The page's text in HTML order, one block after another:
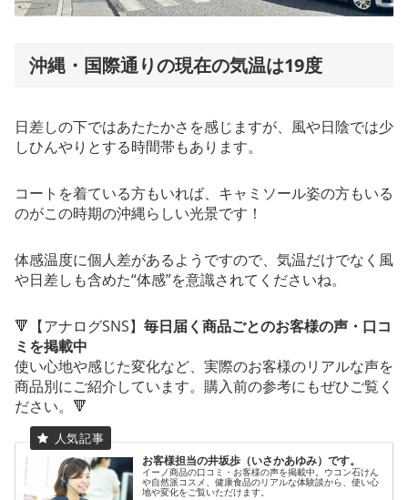
沖縄・国際通りの現在の気温は19度
日差しの下ではあたたかさを感じますが、風や日陰では少
しひんやりとする時間帯もあります。
コートを着ている方もいれば、キャミソール姿の方もいる
のがこの時期の沖縄らしい光景です！
体感温度に個人差があるようですので、気温だけでなく風
や日差しも含めた“体感”を意識されてくださいね。
🔻【アナログSNS】 毎日届く商品ごとのお客様の声・口コ
ミを掲載中
使い心地や感じた変化など、実際のお客様のリアルな声を
商品別にご紹介しています。購入前の参考にもぜひご覧く
ださい。🔻
お客様担当の井坂歩（いさかあゆみ）です。
イーノ商品の口コミ・お客様の声を掲載中。ウコン石けん
や自然派コスメ、健康食品のリアルな体験談から、使い心
地や変化をご覧いただけます。